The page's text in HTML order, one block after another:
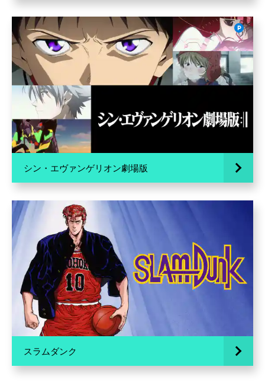
シン・エヴァンゲリオン劇場版
スラムダンク